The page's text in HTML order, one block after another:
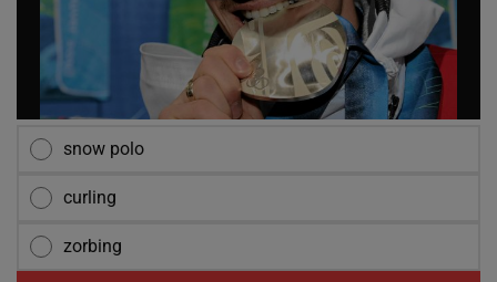
snow polo
curling
zorbing